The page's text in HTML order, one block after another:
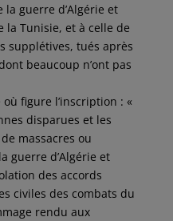
guerre d’Algérie et
la Tunisie, et à celle de
supplétives, tués après
beaucoup n’ont pas
figure l’inscription : «
disparues et les
massacres ou
guerre d’Algérie et
des accords
civiles des combats du
rendu aux